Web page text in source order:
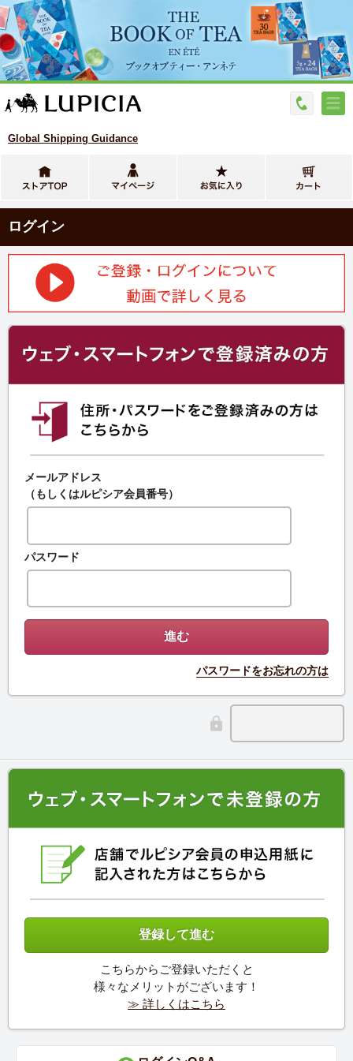
Global Shipping Guidance
ログイン
メールアドレス
（もしくはルピシア会員番号）
パスワード
パスワードをお忘れの方は
こちらからご登録いただくと
様々なメリットがございます！
≫ 詳しくはこちら